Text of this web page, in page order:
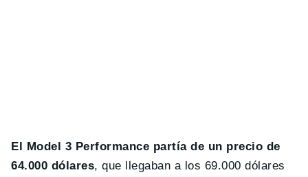
El Model 3 Performance partía de un precio de
64.000 dólares, que llegaban a los 69.000 dólares